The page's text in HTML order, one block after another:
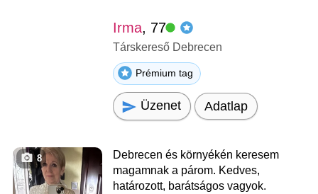
Irma, 77
Társkereső Debrecen
Prémium tag
Üzenet Adatlap
8
Debrecen és környékén keresem
magamnak a párom. Kedves,
határozott, barátságos vagyok.